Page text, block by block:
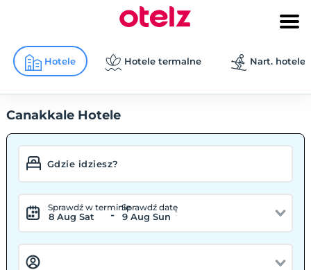
Hotele Hotele termalne Nart. hotele
Canakkale Hotele
Sprawdź w terminie
8 Aug Sat -
Sprawdź datę
9 Aug Sun